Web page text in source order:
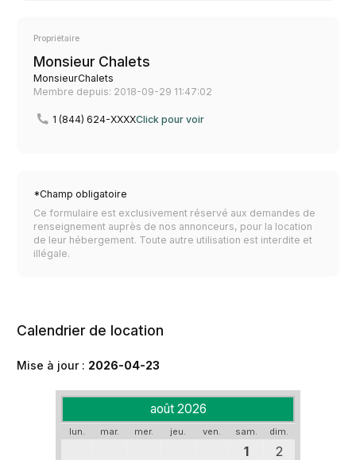
Propriétaire
Monsieur Chalets
MonsieurChalets
Membre depuis: 2018-09-29 11:47:02
1 (844) 624-XXXXClick pour voir
*Champ obligatoire
Ce formulaire est exclusivement réservé aux demandes de
renseignement auprès de nos annonceurs, pour la location
de leur hébergement. Toute autre utilisation est interdite et
illégale.
Calendrier de location
Mise à jour : 2026-04-23
août 2026
lun. mar. mer. jeu. ven. sam. dim.
1
2